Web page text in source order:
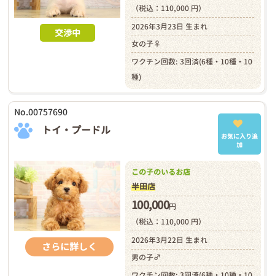
交渉中
（税込：110,000 円）
2026年3月23日 生まれ
女の子♀
ワクチン回数: 3回済(6種・10種・10
種)
No.00757690
トイ・プードル
お気に入り追
加
さらに詳しく
この子のいるお店
半田店
100,000円
（税込：110,000 円）
2026年3月22日 生まれ
男の子♂